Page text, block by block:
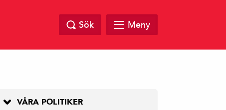
Sök Meny
VÅRA POLITIKER